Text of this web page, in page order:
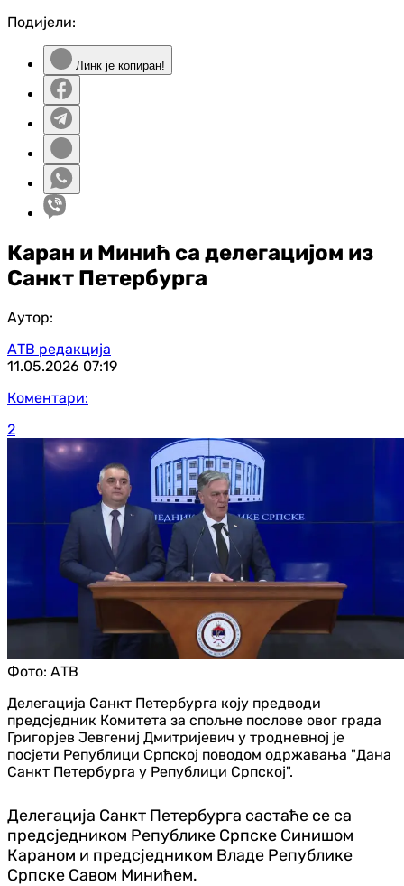
Подијели:
Линк је копиран!
Каран и Минић са делегацијом из
Санкт Петербурга
Аутор:
АТВ редакција
11.05.2026 07:19
Коментари:
2
Фото: АТВ
Делегација Санкт Петербурга коју предводи
предсједник Комитета за спољне послове овог града
Григорјев Јевгениј Дмитријевич у тродневној је
посјети Републици Српској поводом одржавања "Дана
Санкт Петербурга у Републици Српској".
Делегација Санкт Петербурга састаће се са
предсједником Републике Српске Синишом
Караном и предсједником Владе Републике
Српске Савом Минићем.